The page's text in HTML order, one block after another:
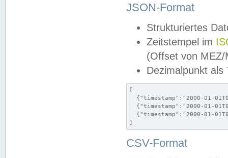
JSON-Format
Strukturiertes
Zeitstempel im
(Offset von MEZ/
Dezimalpunkt als
[
{"timestamp":"2000-01-
{"timestamp":"2000-01-
{"timestamp":"2000-01-
]
CSV-Format